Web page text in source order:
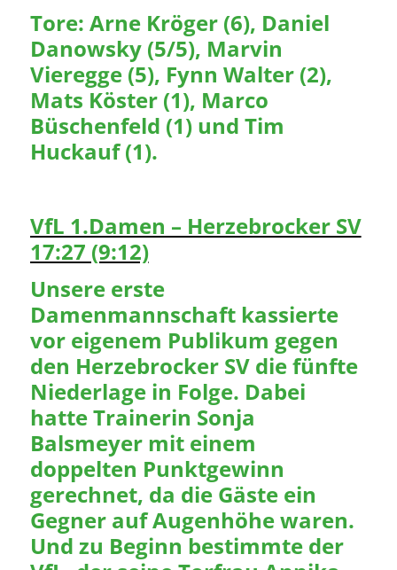
Tore: Arne Kröger (6), Daniel
Danowsky (5/5), Marvin
Vieregge (5), Fynn Walter (2),
Mats Köster (1), Marco
Büschenfeld (1) und Tim
Huckauf (1).
VfL 1.Damen – Herzebrocker SV
17:27 (9:12)
Unsere erste
Damenmannschaft kassierte
vor eigenem Publikum gegen
den Herzebrocker SV die fünfte
Niederlage in Folge. Dabei
hatte Trainerin Sonja
Balsmeyer mit einem
doppelten Punktgewinn
gerechnet, da die Gäste ein
Gegner auf Augenhöhe waren.
Und zu Beginn bestimmte der